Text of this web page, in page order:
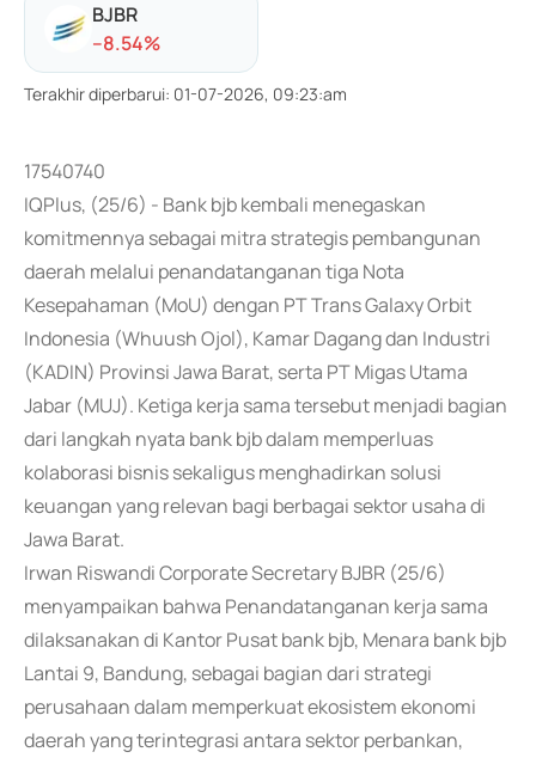
BJBR
--8.54%
Terakhir diperbarui: 01-07-2026, 09:23:am
17540740
IQPlus, (25/6) - Bank bjb kembali menegaskan
komitmennya sebagai mitra strategis pembangunan
daerah melalui penandatanganan tiga Nota
Kesepahaman (MoU) dengan PT Trans Galaxy Orbit
Indonesia (Whuush Ojol), Kamar Dagang dan Industri
(KADIN) Provinsi Jawa Barat, serta PT Migas Utama
Jabar (MUJ). Ketiga kerja sama tersebut menjadi bagian
dari langkah nyata bank bjb dalam memperluas
kolaborasi bisnis sekaligus menghadirkan solusi
keuangan yang relevan bagi berbagai sektor usaha di
Jawa Barat.
Irwan Riswandi Corporate Secretary BJBR (25/6)
menyampaikan bahwa Penandatanganan kerja sama
dilaksanakan di Kantor Pusat bank bjb, Menara bank bjb
Lantai 9, Bandung, sebagai bagian dari strategi
perusahaan dalam memperkuat ekosistem ekonomi
daerah yang terintegrasi antara sektor perbankan,